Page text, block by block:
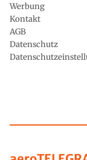
Werbung
Kontakt
AGB
Datenschutz